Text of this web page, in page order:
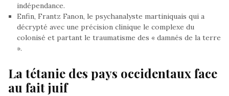
indépendance.
Enfin, Frantz Fanon, le psychanalyste martiniquais qui a
décrypté avec une précision clinique le complexe du
colonisé et partant le traumatisme des « damnés de la terre
».
La tétanie des pays occidentaux face
au fait juif